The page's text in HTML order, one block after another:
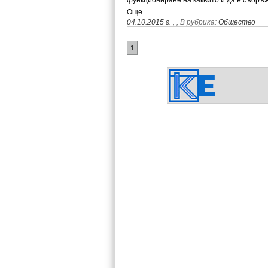
04.10.2015 г. , , В рубрика: Общество
Още
1